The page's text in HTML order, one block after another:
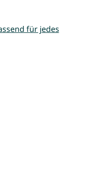
für jedes